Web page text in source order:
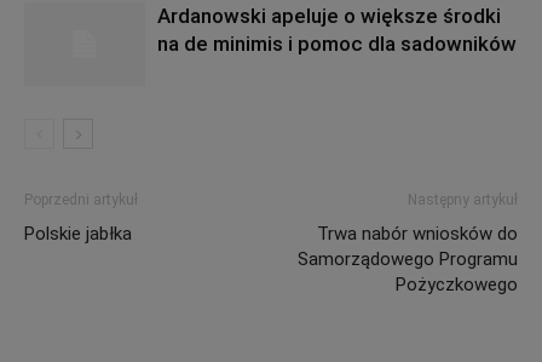
Ardanowski apeluje o większe środki
na de minimis i pomoc dla sadowników
Poprzedni artykuł
Polskie jabłka
Następny artykuł
Trwa nabór wniosków do
Samorządowego Programu
Pożyczkowego